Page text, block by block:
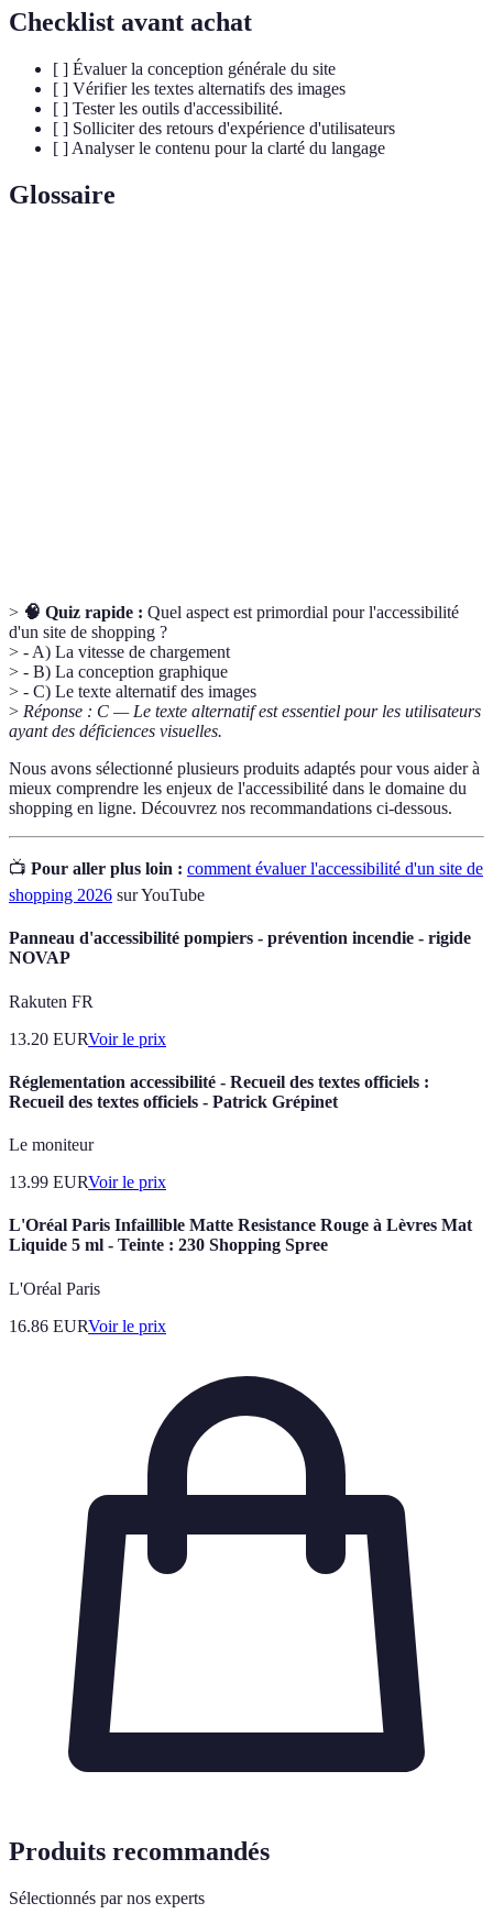
Checklist avant achat
[ ] Évaluer la conception générale du site
[ ] Vérifier les textes alternatifs des images
[ ] Tester les outils d'accessibilité.
[ ] Solliciter des retours d'expérience d'utilisateurs
[ ] Analyser le contenu pour la clarté du langage
Glossaire
> 🧠 Quiz rapide : Quel aspect est primordial pour l'accessibilité
d'un site de shopping ?
> - A) La vitesse de chargement
> - B) La conception graphique
> - C) Le texte alternatif des images
> Réponse : C — Le texte alternatif est essentiel pour les utilisateurs
ayant des déficiences visuelles.
Nous avons sélectionné plusieurs produits adaptés pour vous aider à
mieux comprendre les enjeux de l'accessibilité dans le domaine du
shopping en ligne. Découvrez nos recommandations ci-dessous.
📺 Pour aller plus loin : comment évaluer l'accessibilité d'un site de
shopping 2026 sur YouTube
Panneau d'accessibilité pompiers - prévention incendie - rigide
NOVAP
Rakuten FR
13.20 EURVoir le prix
Réglementation accessibilité - Recueil des textes officiels :
Recueil des textes officiels - Patrick Grépinet
Le moniteur
13.99 EURVoir le prix
L'Oréal Paris Infaillible Matte Resistance Rouge à Lèvres Mat
Liquide 5 ml - Teinte : 230 Shopping Spree
L'Oréal Paris
16.86 EURVoir le prix
Produits recommandés
Sélectionnés par nos experts